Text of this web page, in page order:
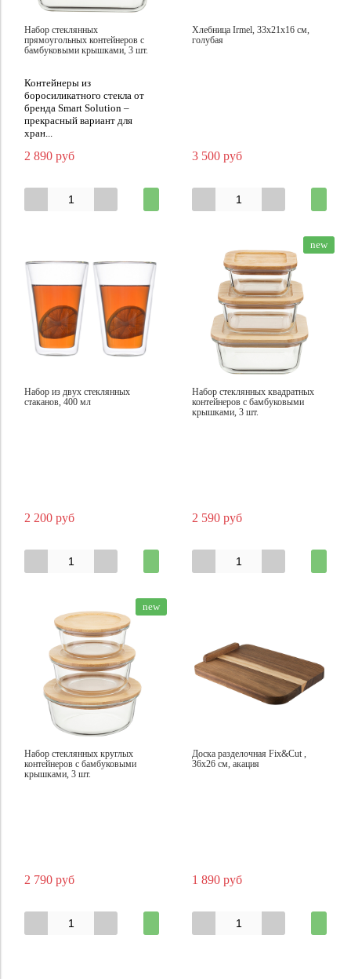
Набор стеклянных
прямоугольных контейнеров с
бамбуковыми крышками, 3 шт.
Контейнеры из
боросиликатного стекла от
бренда Smart Solution –
прекрасный вариант для
хран...
2 890 руб
Хлебница Irmel, 33х21х16 см,
голубая
3 500 руб
Набор из двух стеклянных
стаканов, 400 мл
2 200 руб
new
Набор стеклянных квадратных
контейнеров с бамбуковыми
крышками, 3 шт.
2 590 руб
new
Набор стеклянных круглых
контейнеров с бамбуковыми
крышками, 3 шт.
2 790 руб
Доска разделочная Fix&Cut ,
36х26 см, акация
1 890 руб